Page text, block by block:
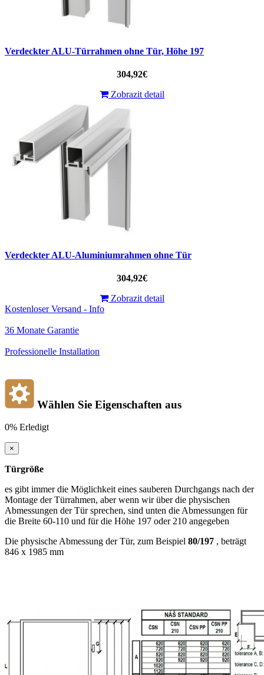
Verdeckter ALU-Türrahmen ohne Tür, Höhe 197
304,92€
Zobrazit detail
Verdeckter ALU-Aluminiumrahmen ohne Tür
304,92€
Zobrazit detail
Kostenloser Versand - Info
36 Monate Garantie
Professionelle Installation
Wählen Sie Eigenschaften aus
0% Erledigt
×
Türgröße
es gibt immer die Möglichkeit eines sauberen Durchgangs nach der
Montage der Türrahmen, aber wenn wir über die physischen
Abmessungen der Tür sprechen, sind unten die Abmessungen für
die Breite 60-110 und für die Höhe 197 oder 210 angegeben
Die physische Abmessung der Tür, zum Beispiel 80/197 , beträgt
846 x 1985 mm